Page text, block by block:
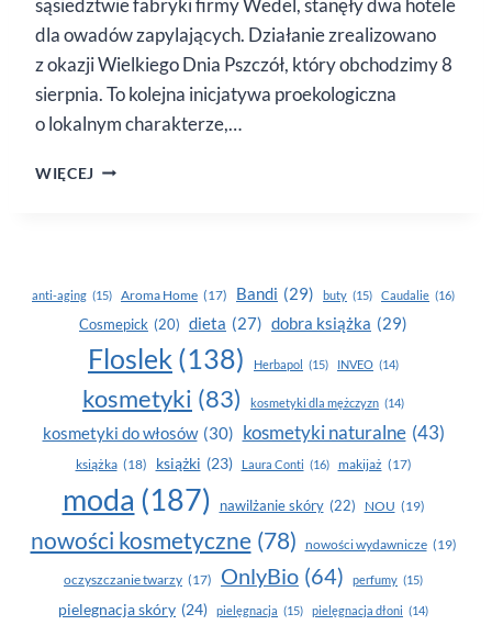
dla owadów zapylających. Działanie zrealizowano
z okazji Wielkiego Dnia Pszczół, który obchodzimy 8
sierpnia. To kolejna inicjatywa proekologiczna
o lokalnym charakterze,…
WIĘCEJ HOTELE
anti-aging (15) Aroma Home (17) Bandi (29) buty (15) Caudalie (16)
Cosmepick (20) dieta (27) dobra książka (29)
Floslek (138) Herbapol (15) INVEO (14)
kosmetyki (83) kosmetyki dla mężczyzn (14)
kosmetyki do włosów (30) kosmetyki naturalne (43)
książka (18) książki (23) Laura Conti (16) makijaż (17)
moda (187) nawilżanie skóry (22) NOU (19)
nowości kosmetyczne (78) nowości wydawnicze (19)
oczyszczanie twarzy (17) OnlyBio (64) perfumy (15)
pielegnacja skóry (24) pielęgnacja (15) pielęgnacja dłoni (14)